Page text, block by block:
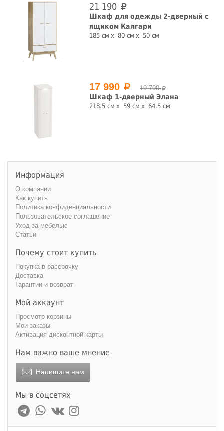
21 190
Шкаф для одежды 2-дверный с
ящиком Калгари
185 см 80 см 50 см
17 990 19 790
Шкаф 1-дверный Элана
218.5 см 59 см 64.5 см
Информация
О компании
Как купить
Политика конфиденциальности
Пользовательское соглашение
Уход за мебелью
Статьи
Почему стоит купить
Покупка в рассрочку
Доставка
Гарантии и возврат
Мой аккаунт
Просмотр корзины
Мои заказы
Активация дисконтной карты
Нам важно ваше мнение
Напишите нам
Мы в соцсетях